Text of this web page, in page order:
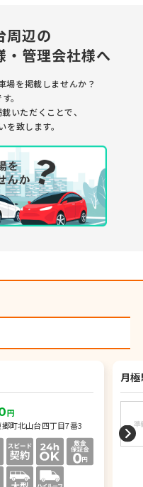
周辺の
・管理会社様へ
場を掲載しませんか？
。
いただくことで、
致します。
円
町北山台四丁目7番3
月